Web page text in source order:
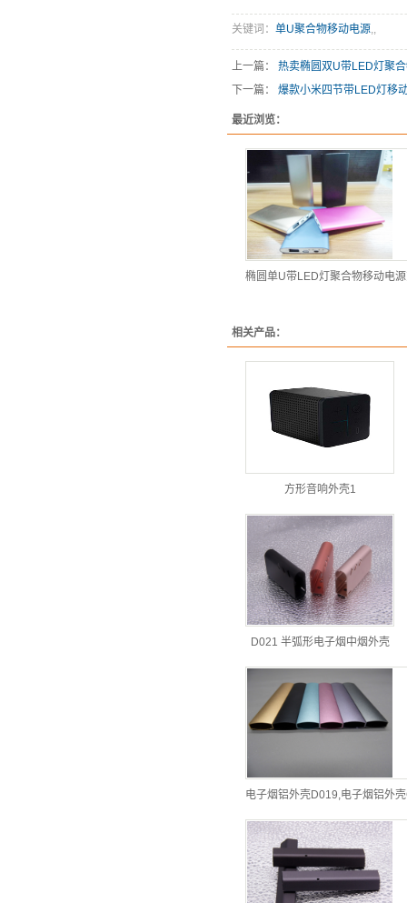
关键词： 单U聚合物移动电源,,
上一篇： 热卖椭圆双U带LED灯聚
下一篇： 爆款小米四节带LED灯移
最近浏览：
椭圆单U带LED灯聚合物移动电
相关产品：
方形音响外壳1
D021 半弧形电子烟中烟外壳
电子烟铝外壳D019,电子烟铝外